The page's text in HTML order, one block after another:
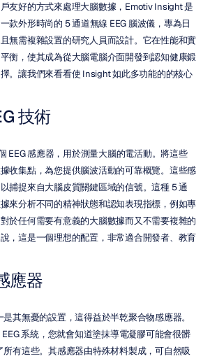
友好的方式來處理大腦數據，Emotiv Insight 是
款外形時尚的 5 通道無線 EEG 腦波儀，專為日
無需複雜設置的研究人員而設計。它在性能和實
衡，使其成為從大腦電腦介面開發到認知健康鍛
。讓我們來看看使 Insight 如此多功能的的核心
技術
EEG 感應器，用於測量大腦的電活動。將這些
收集點，為您提供腦波活動的可靠概覽。這些感
捕捉來自大腦皮質關鍵區域的信號。這種 5 通
來分析不同的精神狀態和認知表現指標，例如專
於任何需要有意義的大腦數據而又不需要複雜的
，這是一個理想的配置，非常適合開發者、教育
應器
其無憂的設置，這得益於半乾聚合物感應器。
系統，您就會知道塗抹導電凝膠可能會很髒
有這些。其感應器由特殊材料製成，可自然吸